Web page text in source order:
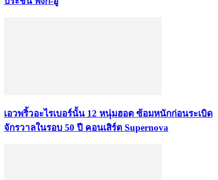
เอวพริ้วอะไรเบอร์นั้น 12 หนุ่มฮอต ซ้อมหนักก่อนระเบิด
จักรวาลในรอบ 50 ปี คอนเสิร์ต Supernova